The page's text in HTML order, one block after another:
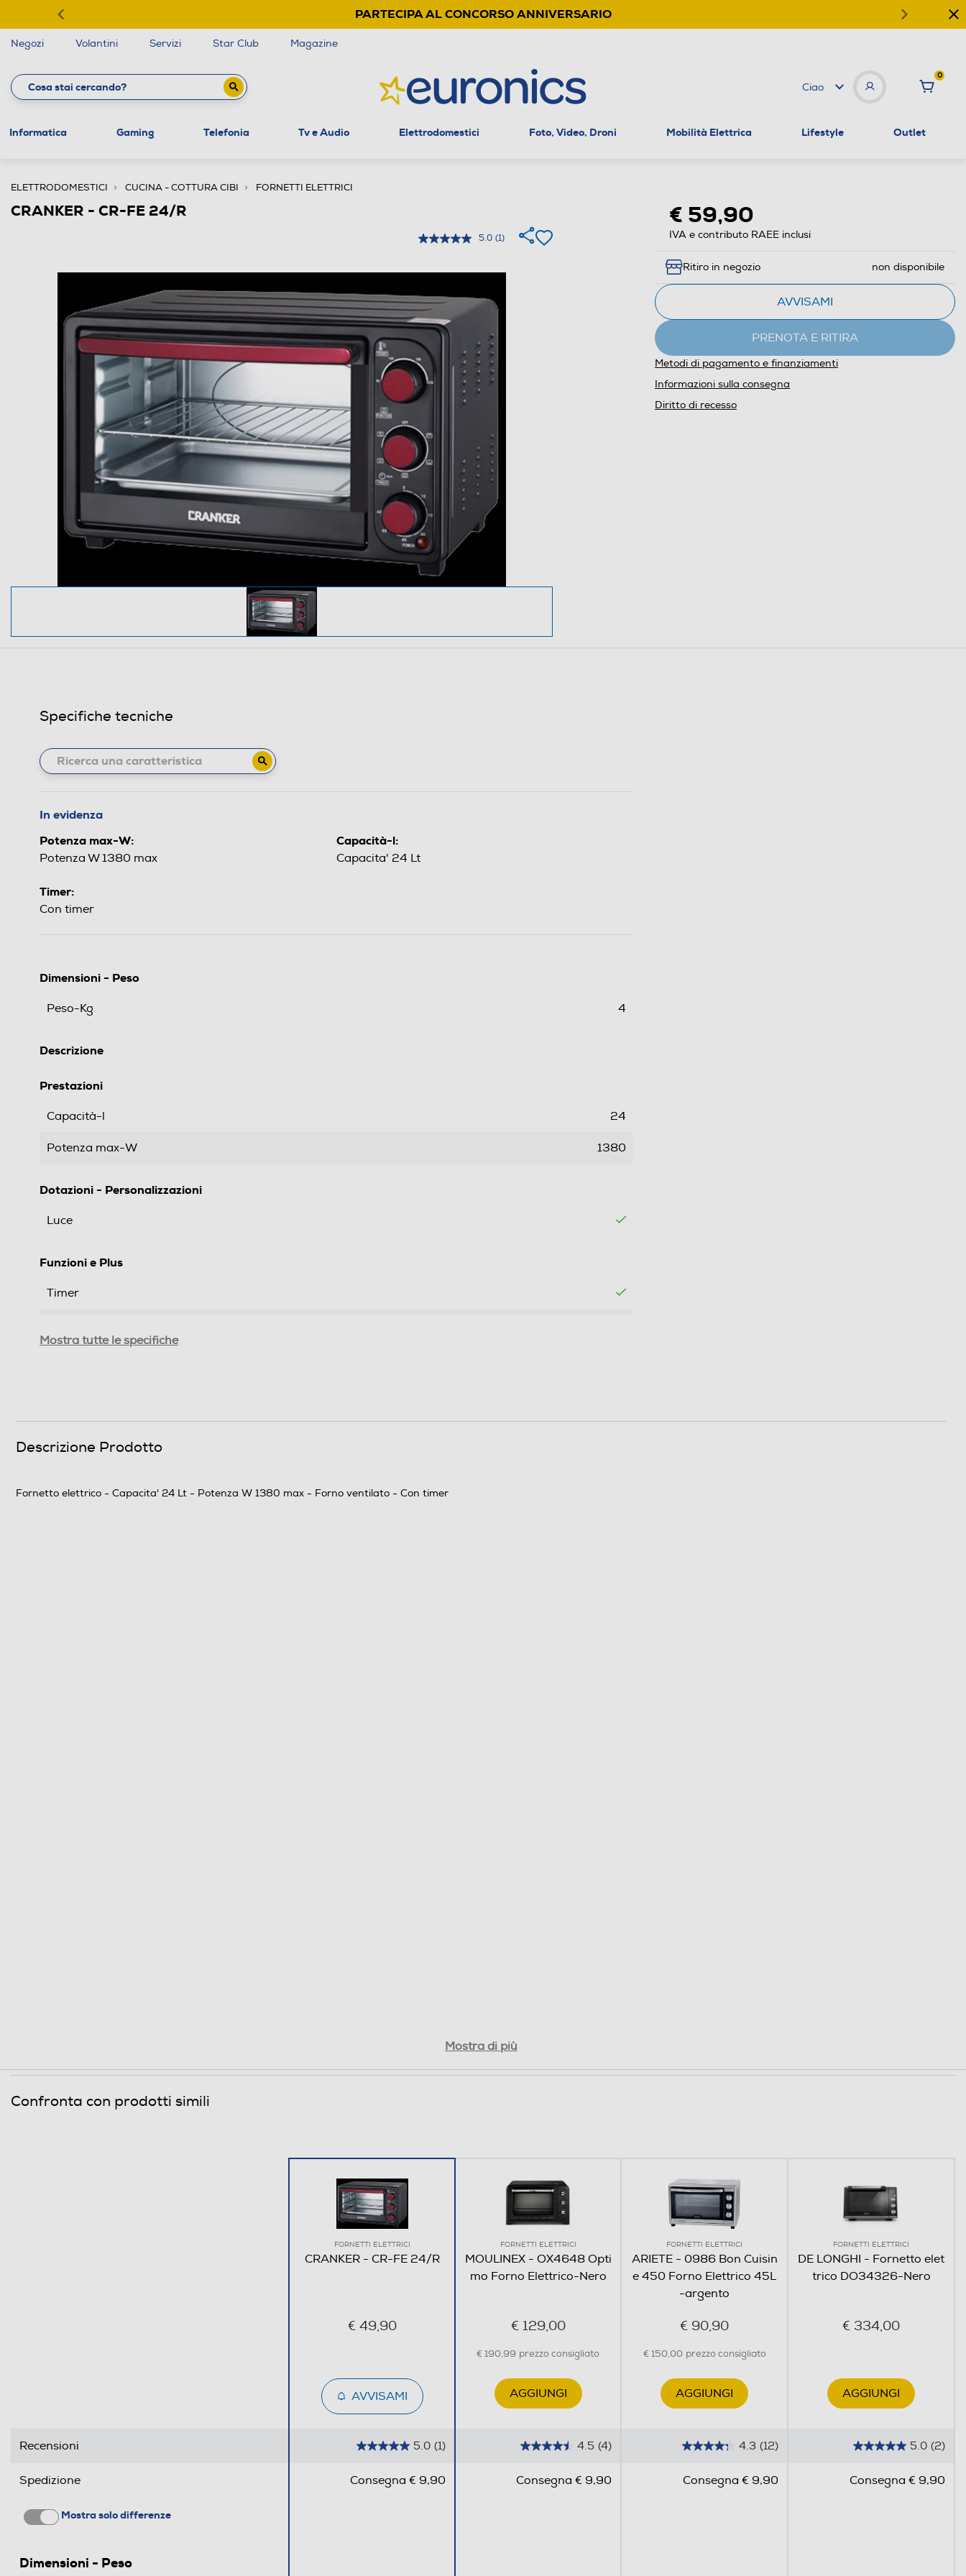
PARTECIPA AL CONCORSO ANNIVERSARIO
Negozi Volantini Servizi Star Club Magazine
Ciao
0
Informatica Gaming Telefonia Tv e Audio Elettrodomestici Foto, Video, Droni Mobilità Elettrica Lifestyle Outlet
ELETTRODOMESTICI CUCINA - COTTURA CIBI FORNETTI ELETTRICI
CRANKER - CR-FE 24/R
5.0 (1)
€ 59,90
IVA e contributo RAEE inclusi
Ritiro in negozio non disponibile
AVVISAMI
PRENOTA E RITIRA
Metodi di pagamento e finanziamenti
Informazioni sulla consegna
Diritto di recesso
Specifiche tecniche
In evidenza
Potenza max-W:
Potenza W 1380 max
Capacità-l:
Capacita' 24 Lt
Timer:
Con timer
Dimensioni - Peso
Peso-Kg 4
Descrizione
Prestazioni
Capacità-l 24
Potenza max-W 1380
Dotazioni - Personalizzazioni
Luce
Funzioni e Plus
Timer
Mostra tutte le specifiche
Descrizione Prodotto
Fornetto elettrico - Capacita' 24 Lt - Potenza W 1380 max - Forno ventilato - Con timer
Mostra di più
Confronta con prodotti simili
FORNETTI ELETTRICI
CRANKER - CR-FE 24/R
€ 49,90
AVVISAMI
FORNETTI ELETTRICI
MOULINEX - OX4648 Opti
mo Forno Elettrico-Nero
€ 129,00
€ 190,99 prezzo consigliato
AGGIUNGI
FORNETTI ELETTRICI
ARIETE - 0986 Bon Cuisin
e 450 Forno Elettrico 45L
-argento
€ 90,90
€ 150,00 prezzo consigliato
AGGIUNGI
FORNETTI ELETTRICI
DE LONGHI - Fornetto elet
trico DO34326-Nero
€ 334,00
AGGIUNGI
Recensioni 5.0 (1) 4.5 (4) 4.3 (12) 5.0 (2)
Spedizione Consegna € 9,90 Consegna € 9,90 Consegna € 9,90 Consegna € 9,90
Mostra solo differenze
Dimensioni - Peso